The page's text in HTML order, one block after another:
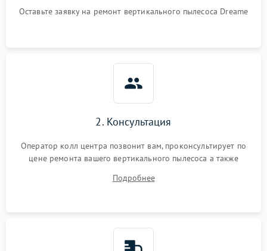
Оставьте заявку на ремонт вертикального пылесоса Dreame
2. Консультация
Оператор колл центра позвонит вам, проконсультирует по
цене ремонта вашего вертикального пылесоса а также
Подробнее